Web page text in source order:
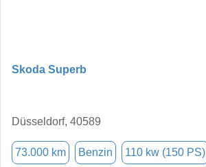
Skoda Superb
Düsseldorf, 40589
73.000 km Benzin 110 kw (150 PS)